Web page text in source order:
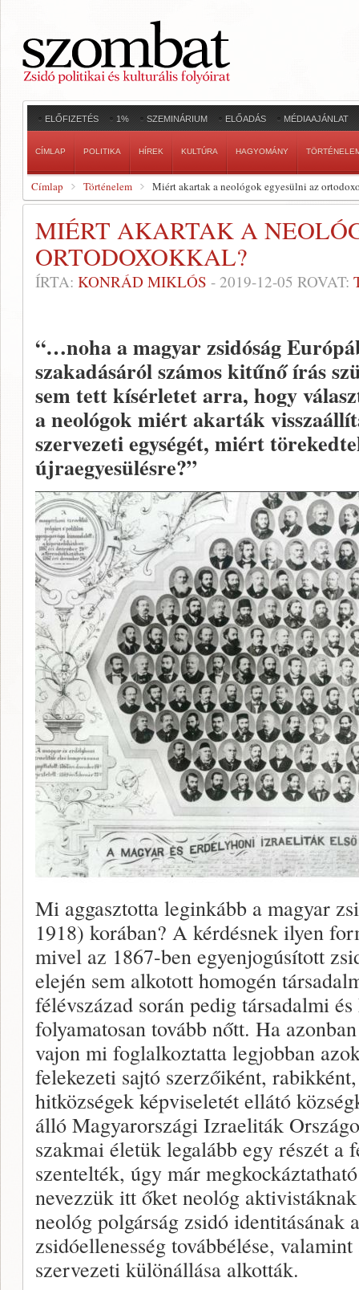
ELŐFIZETÉS 1% SZEMINÁRIUM ELŐADÁS MÉDIAAJÁNLAT
CÍMLAP POLITIKA HÍREK KULTÚRA HAGYOMÁNY
Címlap Történelem Miért akartak a neológok egyesülni az
MIÉRT AKARTAK A
ORTODOXOKKAL?
ÍRTA: KONRÁD MIKLÓS - 2019-12-05 ROVAT:
“…noha a magyar zsidóság
szakadásáról számos kitűnő írás
sem tett kísérletet arra, hogy
a neológok miért akarták
szervezeti egységét, miért
újraegyesülésre?”
Mi aggasztotta leginkább a magyar
1918) korában? A kérdésnek ilyen
mivel az 1867-ben egyenjogúsított
elején sem alkotott homogén
félévszázad során pedig társadalmi
folyamatosan tovább nőtt. Ha
vajon mi foglalkoztatta legjobban
felekezeti sajtó szerzőiként,
hitközségek képviseletét ellátó
álló Magyarországi Izraeliták
szakmai életük legalább egy részét a
szentelték, úgy már
nevezzük itt őket neológ
neológ polgárság zsidó identitásának
zsidóellenesség továbbélése,
szervezeti különállása alkották.